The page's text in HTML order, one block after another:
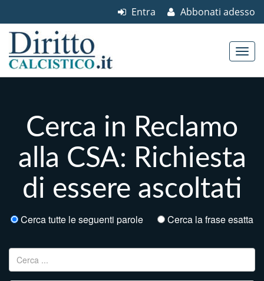
Abbonati adesso
Entra
Cerca in Reclamo
alla CSA: Richiesta
di essere ascoltati
Cerca tutte le seguenti parole Cerca la frase esatta
Ricerca per: